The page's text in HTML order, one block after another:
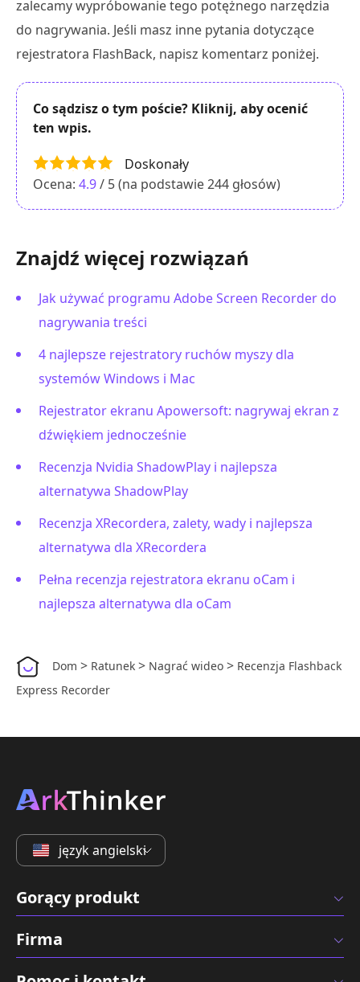
zalecamy wypróbowanie tego potężnego narzędzia
do nagrywania. Jeśli masz inne pytania dotyczące
rejestratora FlashBack, napisz komentarz poniżej.
Co sądzisz o tym poście? Kliknij, aby ocenić
ten wpis.
Doskonały
Ocena: 4.9/ 5 (na podstawie244 głosów)
Znajdź więcej rozwiązań
Jak używać programu Adobe Screen Recorder do
nagrywania treści
4 najlepsze rejestratory ruchów myszy dla
systemów Windows i Mac
Rejestrator ekranu Apowersoft: nagrywaj ekran z
dźwiękiem jednocześnie
Recenzja Nvidia ShadowPlay i najlepsza
alternatywa ShadowPlay
Recenzja XRecordera, zalety, wady i najlepsza
alternatywa dla XRecordera
Pełna recenzja rejestratora ekranu oCam i
najlepsza alternatywa dla oCam
Dom > Ratunek > Nagrać wideo > Recenzja Flashback
Express Recorder
język angielski
Gorący produkt
Firma